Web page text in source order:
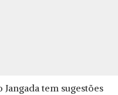
tem sugestões